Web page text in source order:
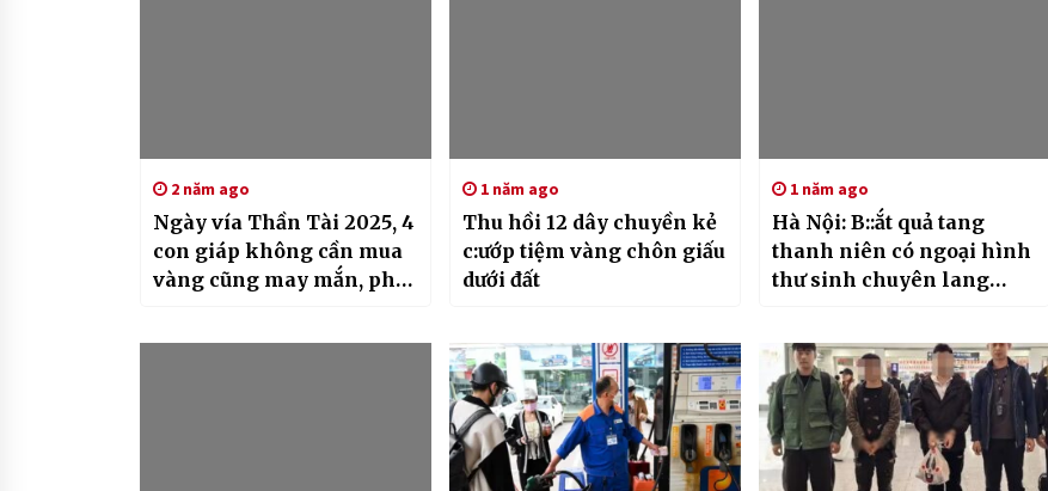
2 năm ago
Ngày vía Thần Tài 2025, 4
con giáp không cần mua
vàng cũng may mắn, phát
1 năm ago
Thu hồi 12 dây chuyền kẻ
c:ướp tiệm vàng chôn giấu
dưới đất
1 năm ago
Hà Nội: B::ắt quả tang
thanh niên có ngoại hình
thư sinh chuyên lang
của nhà dân